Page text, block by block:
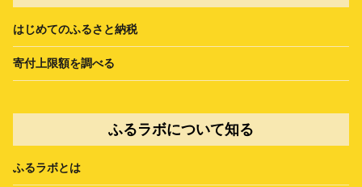
はじめてのふるさと納税
寄付上限額を調べる
ふるラボについて知る
ふるラボとは